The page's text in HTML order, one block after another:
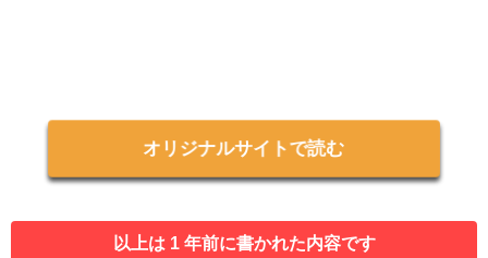
オリジナルサイトで読む
以上は 1 年前に書かれた内容です